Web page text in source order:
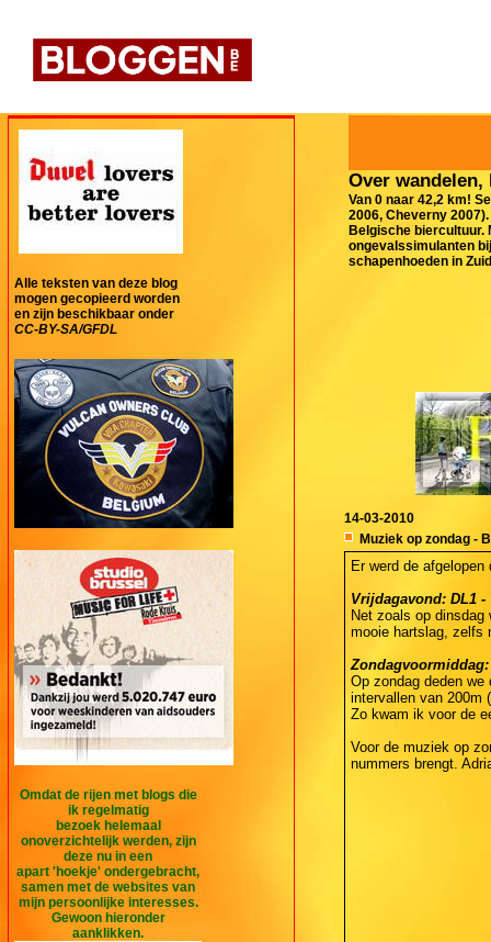
Alle teksten van deze blog
mogen gecopieerd worden
en zijn beschikbaar onder
CC-BY-SA/GFDL
Omdat de rijen met blogs die
ik regelmatig
bezoek helemaal
onoverzichtelijk werden, zijn
deze nu in een
apart 'hoekje' ondergebracht,
samen met de websites van
mijn persoonlijke interesses.
Gewoon hieronder
aanklikken.
Over
Van 0 naar 42,2 km!
2006, Cheverny
Belgische biercultuur.
ongevalssimulanten
schapenhoeden in
14-03-2010
Muziek op zondag -
Er werd de afgelopen
Vrijdagavond: DL1 -
Net zoals op dinsdag
mooie hartslag, zelfs
Zondagvoormiddag:
Op zondag deden we
intervallen van 200m
Zo kwam ik voor de
Voor de muziek op
nummers brengt.